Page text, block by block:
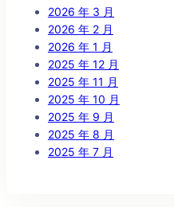
2026 年 3 月
2026 年 2 月
2026 年 1 月
2025 年 12 月
2025 年 11 月
2025 年 10 月
2025 年 9 月
2025 年 8 月
2025 年 7 月